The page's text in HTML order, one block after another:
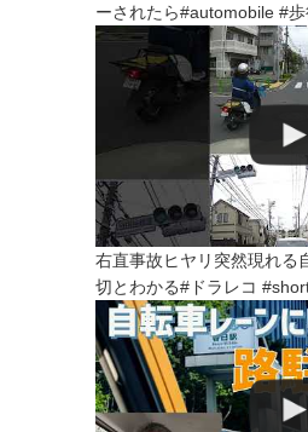
ーされたら#automobile #
右直事故ヒヤリ突然現れる
切とわかる#ドラレコ